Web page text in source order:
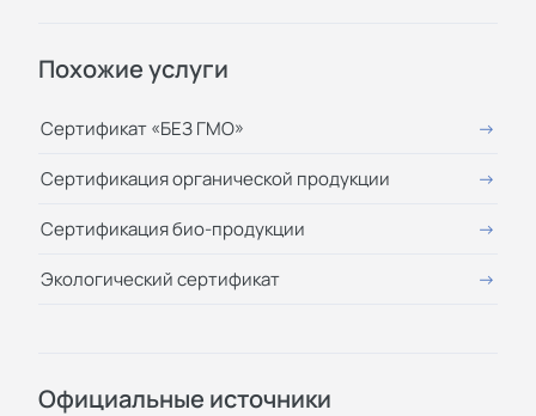
Похожие услуги
Сертификат «БЕЗ ГМО»
Сертификация органической продукции
Сертификация био-продукции
Экологический сертификат
Официальные источники